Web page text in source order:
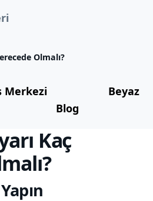
Olmalı?
Merkezi
Beyaz
Blog
Kaç